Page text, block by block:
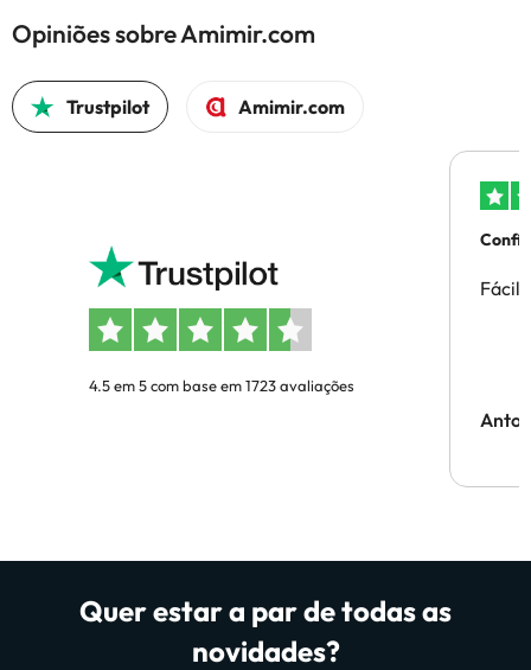
Opiniões sobre Amimir.com
Trustpilot Amimir.com
4.5 em 5 com base em 1723 avaliações
Fácil
Quer estar a par de todas as
novidades?